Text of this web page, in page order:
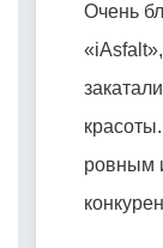
Очень
ровным